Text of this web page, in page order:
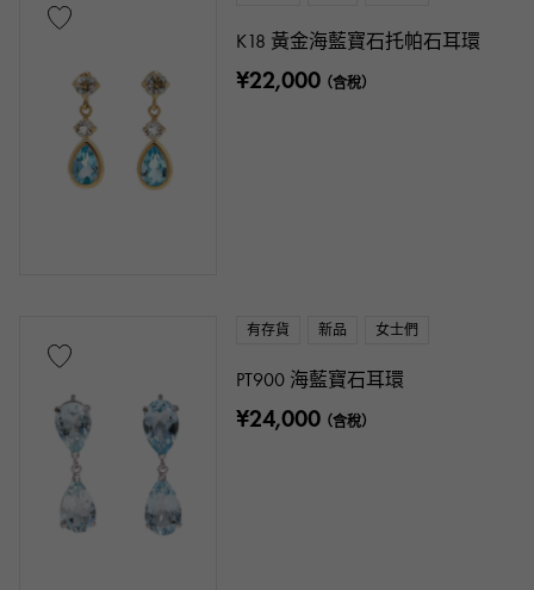
K18 黃金海藍寶石托帕石耳環
¥22,000（含稅）
有存貨 新品 女士們
PT900 海藍寶石耳環
¥24,000（含稅）